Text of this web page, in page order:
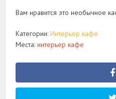
Вам нравится это необычное
Категории:Интерьер кафе
Места:интерьер кафе